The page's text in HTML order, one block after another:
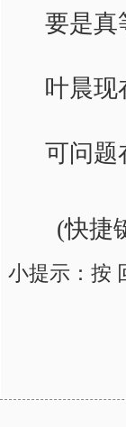
要是真
叶晨现
可问题
(快捷
小提示：按